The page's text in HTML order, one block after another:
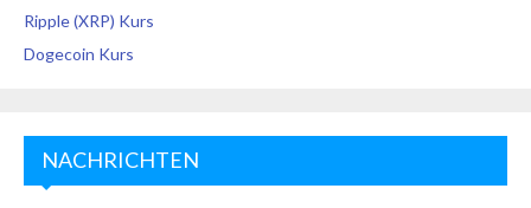
Ripple (XRP) Kurs
Dogecoin Kurs
NACHRICHTEN